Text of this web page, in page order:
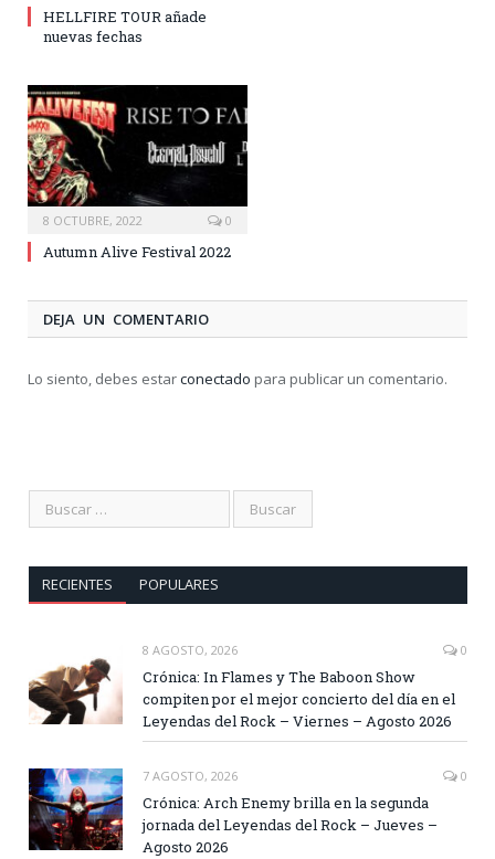
HELLFIRE TOUR añade
nuevas fechas
8 OCTUBRE, 2022 0
Autumn Alive Festival 2022
DEJA UN COMENTARIO
Lo siento, debes estarconectado para publicar un comentario.
RECIENTES POPULARES
8 AGOSTO, 2026 0
Crónica: In Flames y The Baboon Show
compiten por el mejor concierto del día en el
Leyendas del Rock – Viernes – Agosto 2026
7 AGOSTO, 2026 0
Crónica: Arch Enemy brilla en la segunda
jornada del Leyendas del Rock – Jueves –
Agosto 2026